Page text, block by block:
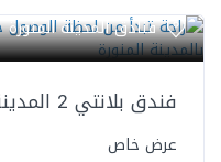
فنادق المدينة المنورة
فندق بلانتي 2 المدينة المنورة
عرض خاص